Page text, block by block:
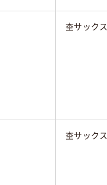
杢サックス
杢サックス